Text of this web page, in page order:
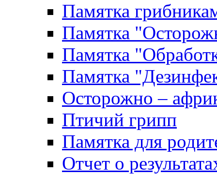
Памятка
Памятка
Памятка
Памятка
Осторожно –
Птичий грипп
Памятка для
Отчет о